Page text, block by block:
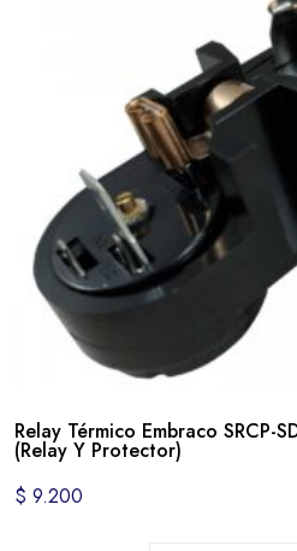
Relay Térmico Embraco SRCP-
(Relay Y Protector)
$ 9.200